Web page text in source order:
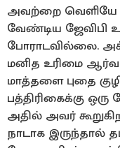
அவற்றை வெளியே
வேண்டிய ஜேவிபி
போராடவில்லை.
மனித உரிமை
மாத்தளை புதை
பத்திரிகைக்கு
அதில் அவர்
நாடாக இருந்தால்